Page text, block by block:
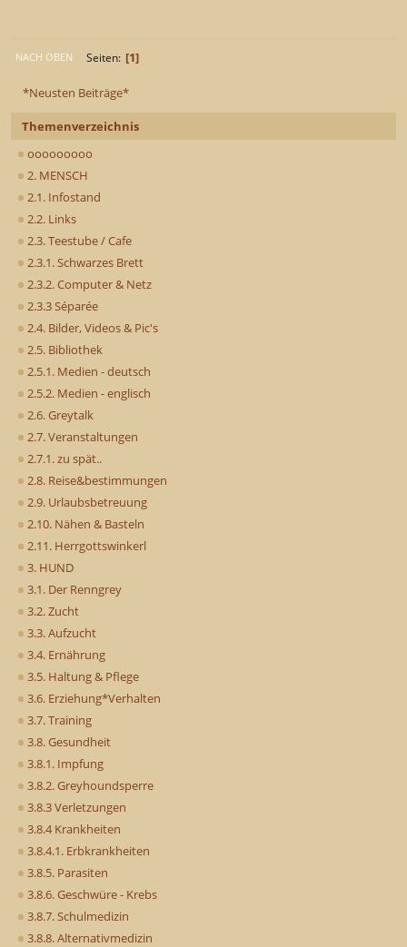
*Neusten Beiträge*
Themenverzeichnis
ooooooooo
2. MENSCH
2.1. Infostand
2.2. Links
2.3. Teestube / Cafe
2.3.1. Schwarzes Brett
2.3.2. Computer & Netz
2.3.3 Séparée
2.4. Bilder, Videos & Pic's
2.5. Bibliothek
2.5.1. Medien - deutsch
2.5.2. Medien - englisch
2.6. Greytalk
2.7. Veranstaltungen
2.7.1. zu spät..
2.8. Reise&bestimmungen
2.9. Urlaubsbetreuung
2.10. Nähen & Basteln
2.11. Herrgottswinkerl
3. HUND
3.1. Der Renngrey
3.2. Zucht
3.3. Aufzucht
3.4. Ernährung
3.5. Haltung & Pflege
3.6. Erziehung*Verhalten
3.7. Training
3.8. Gesundheit
3.8.1. Impfung
3.8.2. Greyhoundsperre
3.8.3 Verletzungen
3.8.4 Krankheiten
3.8.4.1. Erbkrankheiten
3.8.5. Parasiten
3.8.6. Geschwüre - Krebs
3.8.7. Schulmedizin
3.8.8. Alternativmedizin
NACH OBEN Seiten 1